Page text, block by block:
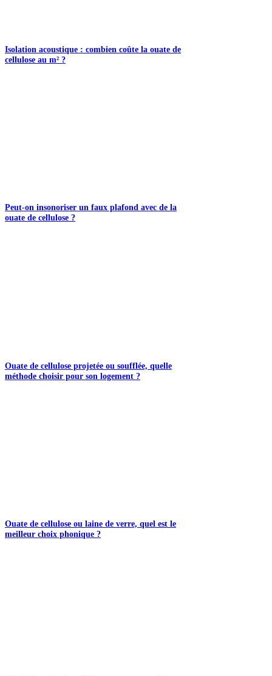
Isolation acoustique : combien coûte la ouate de
cellulose au m² ?
Peut-on insonoriser un faux plafond avec de la
ouate de cellulose ?
Ouate de cellulose projetée ou soufflée, quelle
méthode choisir pour son logement ?
Ouate de cellulose ou laine de verre, quel est le
meilleur choix phonique ?